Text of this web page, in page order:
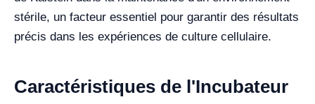
stérile, un facteur essentiel pour garantir des résultats
précis dans les expériences de culture cellulaire.
Caractéristiques de l'Incubateur